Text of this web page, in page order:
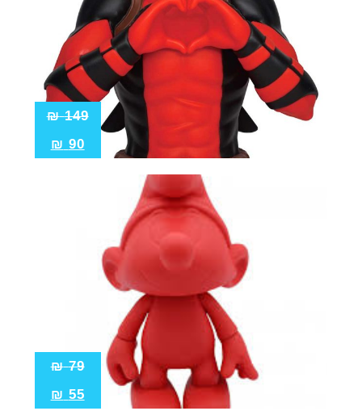
149
₪
90
₪
79
₪
55
₪